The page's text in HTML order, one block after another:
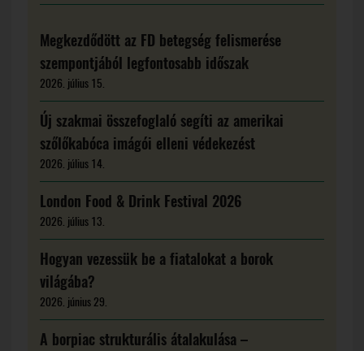
Megkezdődött az FD betegség felismerése
szempontjából legfontosabb időszak
2026. július 15.
Új szakmai összefoglaló segíti az amerikai
szőlőkabóca imágói elleni védekezést
2026. július 14.
London Food & Drink Festival 2026
2026. július 13.
Hogyan vezessük be a fiatalokat a borok
világába?
2026. június 29.
A borpiac strukturális átalakulása –